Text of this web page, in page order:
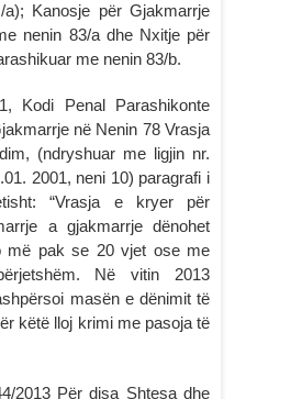
Kanosje për Gjakmarrje
nenin 83/a dhe Nxitje për
me nenin 83/b.
Kodi Penal Parashikonte
në Nenin 78 Vrasja
(ndryshuar me ligjin nr.
2001, neni 10) paragrafi i
“Vrasja e kryer për
a gjakmarrje dënohet
më pak se 20 vjet ose me
Në vitin 2013
masën e dënimit të
këtë lloj krimi me pasoja të
2013 Për disa Shtesa dhe